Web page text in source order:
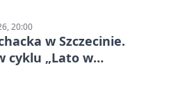
20:00
w Szczecinie.
cyklu „Lato w